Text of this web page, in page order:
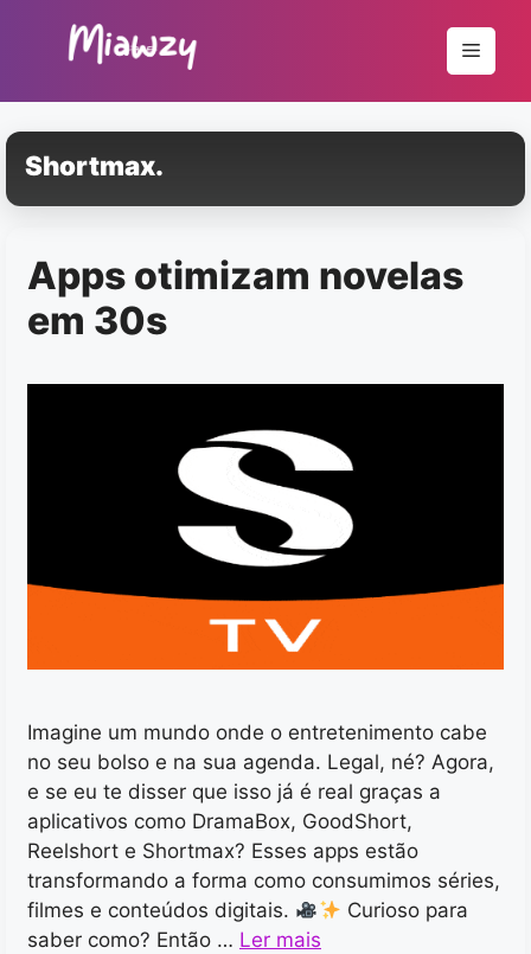
conteúdo
Menu
Shortmax.
Apps otimizam novelas
em 30s
Imagine um mundo onde o entretenimento cabe
no seu bolso e na sua agenda. Legal, né? Agora,
e se eu te disser que isso já é real graças a
aplicativos como DramaBox, GoodShort,
Reelshort e Shortmax? Esses apps estão
transformando a forma como consumimos séries,
filmes e conteúdos digitais.
Curioso para
saber como? Então … Ler mais